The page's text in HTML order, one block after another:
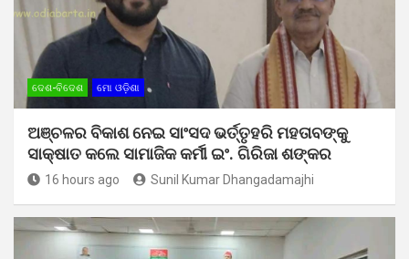
ଦେଶ-ବିଦେଶ ମୋ ଓଡ଼ିଶା
ଅଞ୍ଚଳର ବିକାଶ ନେଇ ସାଂସଦ ଭର୍ତ୍ତୃହରି ମହତାବଙ୍କୁ
ସାକ୍ଷାତ କଲେ ସାମାଜିକ କର୍ମୀ ଇଂ. ଗିରିଜା ଶଙ୍କର
16 hours ago Sunil Kumar Dhangadamajhi